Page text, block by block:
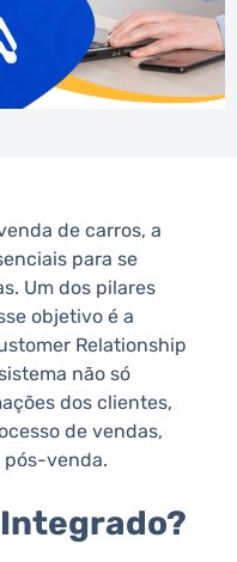
de carros, a
para se
Um dos pilares
objetivo é a
Relationship
não só
dos clientes,
de vendas,
pós-venda.
Integrado?